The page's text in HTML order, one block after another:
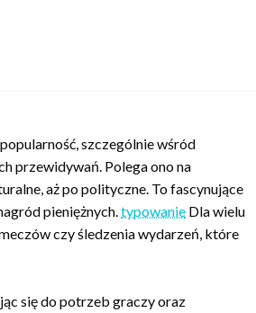
szczególnie wśród
przewidywań. Polega ono na
aż po polityczne. To fascynujące
pieniężnych.typowanie Dla wielu
czy śledzenia wydarzeń, które
się do potrzeb graczy oraz